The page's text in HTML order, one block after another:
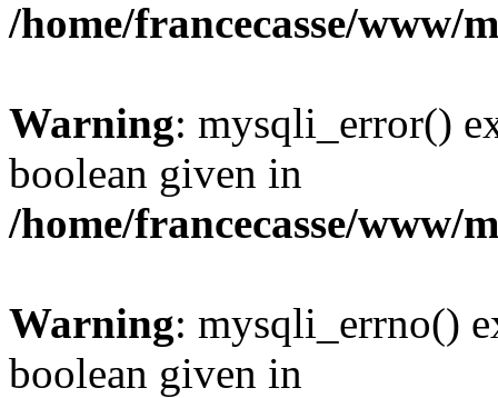
/home/francecasse/www/
Warning: mysqli_error()
boolean given in
/home/francecasse/www/
Warning: mysqli_errno()
boolean given in